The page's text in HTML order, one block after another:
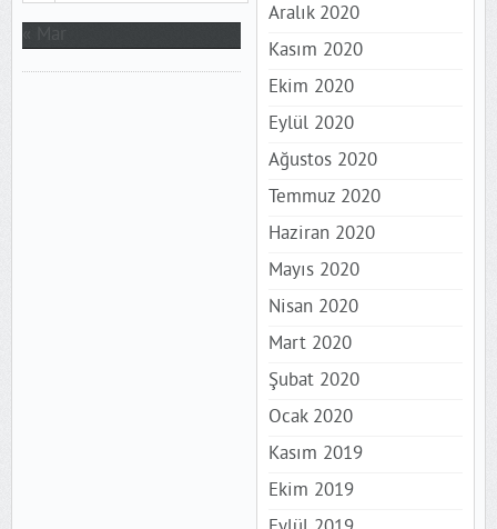
Aralık 2020
Kasım 2020
Ekim 2020
Eylül 2020
Ağustos 2020
Temmuz 2020
Haziran 2020
Mayıs 2020
Nisan 2020
Mart 2020
Şubat 2020
Ocak 2020
Kasım 2019
Ekim 2019